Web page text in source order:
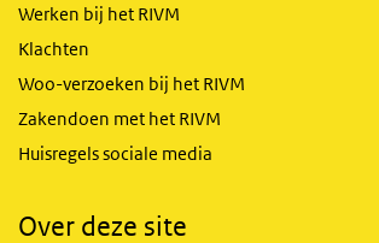
Werken bij het RIVM
Klachten
Woo-verzoeken bij het RIVM
Zakendoen met het RIVM
Huisregels sociale media
Over deze site